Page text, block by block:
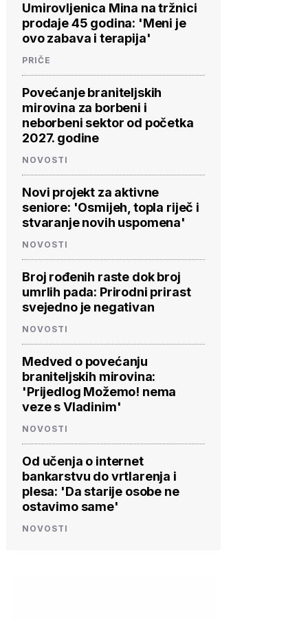
Umirovljenica Mina na tržnici
prodaje 45 godina: 'Meni je
ovo zabava i terapija'
PRIČE
Povećanje braniteljskih
mirovina za borbeni i
neborbeni sektor od početka
2027. godine
NOVOSTI
Novi projekt za aktivne
seniore: 'Osmijeh, topla riječ i
stvaranje novih uspomena'
NOVOSTI
Broj rođenih raste dok broj
umrlih pada: Prirodni prirast
svejedno je negativan
NOVOSTI
Medved o povećanju
braniteljskih mirovina:
'Prijedlog Možemo! nema
veze s Vladinim'
NOVOSTI
Od učenja o internet
bankarstvu do vrtlarenja i
plesa: 'Da starije osobe ne
ostavimo same'
NOVOSTI